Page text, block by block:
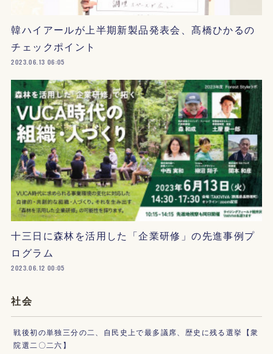
韓ハイアールが上半期新製品発表会、髙橋ひかるの
チェックポイント
2023.06.13 06:05
十三日に森林を活用した「企業研修」の先進事例プ
ログラム
2023.06.12 00:05
社会
戦後初の単独三分の二、自民史上で最多議席、歴史に残る選挙【衆
院選二〇二六】